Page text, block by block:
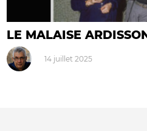
LE MALAISE
14 juillet 2025